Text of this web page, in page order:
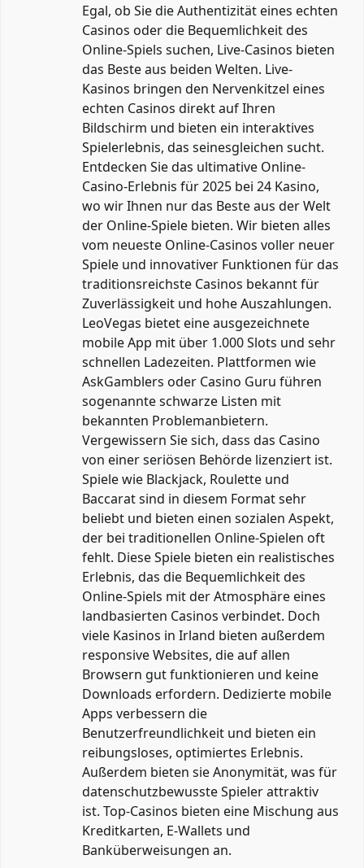
Egal, ob Sie die Authentizität eines echten
Casinos oder die Bequemlichkeit des
Online-Spiels suchen, Live-Casinos bieten
das Beste aus beiden Welten. Live-
Kasinos bringen den Nervenkitzel eines
echten Casinos direkt auf Ihren
Bildschirm und bieten ein interaktives
Spielerlebnis, das seinesgleichen sucht.
Entdecken Sie das ultimative Online-
Casino-Erlebnis für 2025 bei 24 Kasino,
wo wir Ihnen nur das Beste aus der Welt
der Online-Spiele bieten. Wir bieten alles
vom neueste Online-Casinos voller neuer
Spiele und innovativer Funktionen für das
traditionsreichste Casinos bekannt für
Zuverlässigkeit und hohe Auszahlungen.
LeoVegas bietet eine ausgezeichnete
mobile App mit über 1.000 Slots und sehr
schnellen Ladezeiten. Plattformen wie
AskGamblers oder Casino Guru führen
sogenannte schwarze Listen mit
bekannten Problemanbietern.
Vergewissern Sie sich, dass das Casino
von einer seriösen Behörde lizenziert ist.
Spiele wie Blackjack, Roulette und
Baccarat sind in diesem Format sehr
beliebt und bieten einen sozialen Aspekt,
der bei traditionellen Online-Spielen oft
fehlt. Diese Spiele bieten ein realistisches
Erlebnis, das die Bequemlichkeit des
Online-Spiels mit der Atmosphäre eines
landbasierten Casinos verbindet. Doch
viele Kasinos in Irland bieten außerdem
responsive Websites, die auf allen
Browsern gut funktionieren und keine
Downloads erfordern. Dedizierte mobile
Apps verbessern die
Benutzerfreundlichkeit und bieten ein
reibungsloses, optimiertes Erlebnis.
Außerdem bieten sie Anonymität, was für
datenschutzbewusste Spieler attraktiv
ist. Top-Casinos bieten eine Mischung aus
Kreditkarten, E-Wallets und
Banküberweisungen an.